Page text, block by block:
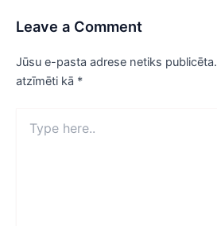
Leave a Comment
Jūsu e-pasta adrese netiks publicēta.
atzīmēti kā *
here..